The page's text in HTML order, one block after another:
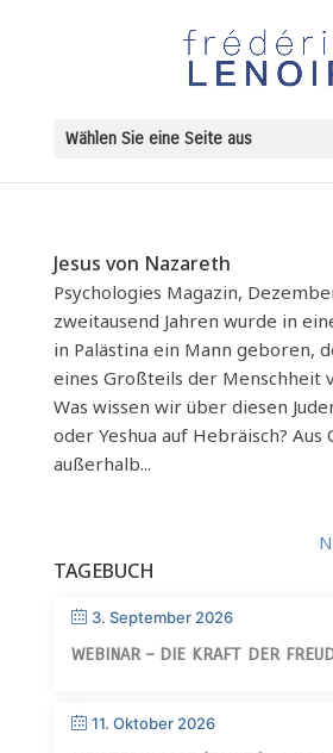
Wählen Sie eine Seite aus
Jesus von Nazareth
Psychologies Magazin,
zweitausend Jahren wurde in
in Palästina ein Mann geboren,
eines Großteils der Menschheit
Was wissen wir über diesen
oder Yeshua auf Hebräisch? Aus
außerhalb...
TAGEBUCH
3. September 2026
WEBINAR – DIE KRAFT DER
11. Oktober 2026